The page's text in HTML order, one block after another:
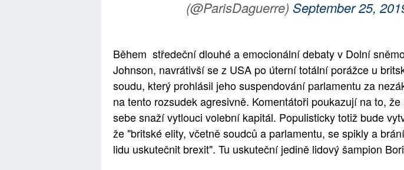
(@ParisDaguerre) September 25,
Během středeční dlouhé a emocionální debaty v Dolní
Johnson, navrátivší se z USA po úterní totální porážce u
soudu, který prohlásil jeho suspendování parlamentu za
na tento rozsudek agresivně. Komentátoři poukazují na to,
sebe snaží vytlouci volební kapitál. Populisticky totiž bude
že "britské elity, včetně soudců a parlamentu, se spikly a
lidu uskutečnit brexit". Tu uskuteční jedině lidový šampion